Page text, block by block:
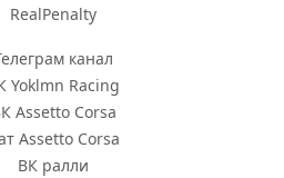
RealPenalty
канал
Yoklmn Racing
Assetto Corsa
Assetto Corsa
ВК ралли